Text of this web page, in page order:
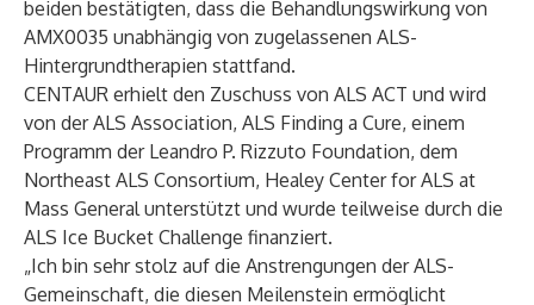
beiden bestätigten, dass die Behandlungswirkung von
AMX0035 unabhängig von zugelassenen ALS-
Hintergrundtherapien stattfand.
CENTAUR erhielt den Zuschuss von ALS ACT und wird
von derALS Association, ALS Finding a Cure, einem
Programm der Leandro P. Rizzuto Foundation, dem
Northeast ALS Consortium, Healey Center for ALS at
Mass Generalunterstützt und wurde teilweise durch die
ALS Ice Bucket Challenge finanziert.
„Ich bin sehr stolz auf die Anstrengungen der ALS-
Gemeinschaft, die diesen Meilenstein ermöglicht